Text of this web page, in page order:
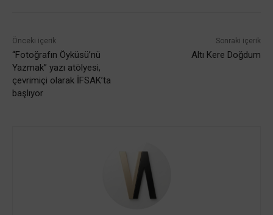
Önceki içerik
“Fotoğrafın Öyküsü’nü
Yazmak” yazı atölyesi,
çevrimiçi olarak İFSAK’ta
başlıyor
Sonraki içerik
Altı Kere Doğdum